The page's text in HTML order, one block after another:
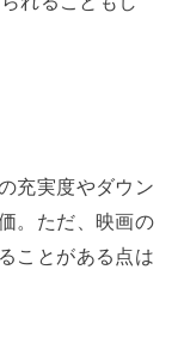
充実度やダウン
。ただ、映画の
ことがある点は